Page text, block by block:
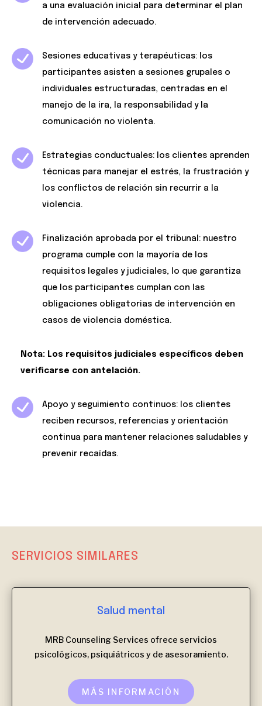
a una evaluación inicial para determinar el plan
de intervención adecuado.
Sesiones educativas y terapéuticas: los
participantes asisten a sesiones grupales o
individuales estructuradas, centradas en el
manejo de la ira, la responsabilidad y la
comunicación no violenta.
Estrategias conductuales: los clientes aprenden
técnicas para manejar el estrés, la frustración y
los conflictos de relación sin recurrir a la
violencia.
Finalización aprobada por el tribunal: nuestro
programa cumple con la mayoría de los
requisitos legales y judiciales, lo que garantiza
que los participantes cumplan con las
obligaciones obligatorias de intervención en
casos de violencia doméstica.
Nota: Los requisitos judiciales específicos deben
verificarse con antelación.
Apoyo y seguimiento continuos: los clientes
reciben recursos, referencias y orientación
continua para mantener relaciones saludables y
prevenir recaídas.
SERVICIOS SIMILARES
Salud mental
MRB Counseling Services ofrece servicios
psicológicos, psiquiátricos y de asesoramiento.
MÁS INFORMACIÓN